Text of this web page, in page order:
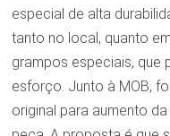
especial de alta
tanto no local, quanto
grampos especiais, que
esforço. Junto à MOB,
original para aumento